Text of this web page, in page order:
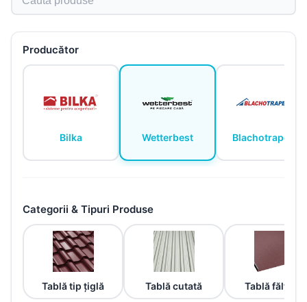
Producător
Bilka Wetterbest Blachotrapez
Categorii & Tipuri Produse
Tablă tip țiglă Tablă cutată Tablă fălțuită